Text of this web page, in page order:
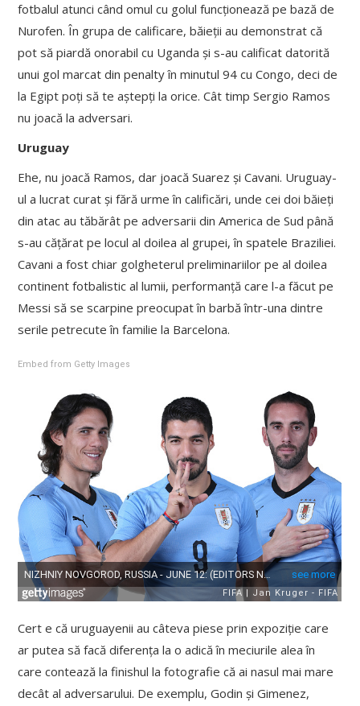
fotbalul atunci când omul cu golul funcționează pe bază de
Nurofen. În grupa de calificare, băieții au demonstrat că
pot să piardă onorabil cu Uganda și s-au calificat datorită
unui gol marcat din penalty în minutul 94 cu Congo, deci de
la Egipt poți să te aștepți la orice. Cât timp Sergio Ramos
nu joacă la adversari.
Uruguay
Ehe, nu joacă Ramos, dar joacă Suarez și Cavani. Uruguay-
ul a lucrat curat și fără urme în calificări, unde cei doi băieți
din atac au tăbărât pe adversarii din America de Sud până
s-au cățărat pe locul al doilea al grupei, în spatele Braziliei.
Cavani a fost chiar golgheterul preliminariilor pe al doilea
continent fotbalistic al lumii, performanță care l-a făcut pe
Messi să se scarpine preocupat în barbă într-una dintre
serile petrecute în familie la Barcelona.
Embed from Getty Images
Cert e că uruguayenii au câteva piese prin expoziție care
ar putea să facă diferența la o adică în meciurile alea în
care contează la finishul la fotografie că ai nasul mai mare
decât al adversarului. De exemplu, Godin și Gimenez,